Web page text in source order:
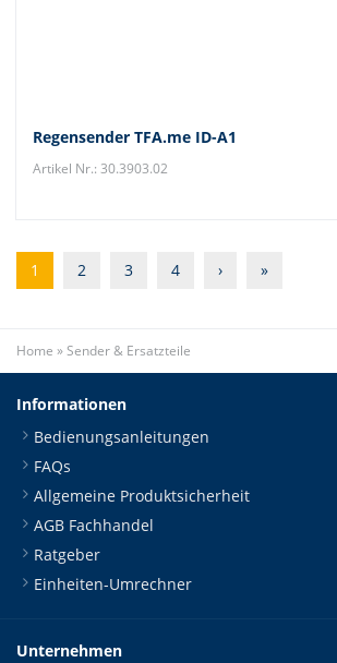
Regensender TFA.me ID-A1
Artikel Nr.: 30.3903.02
1 2 3 4 › »
Home »Sender & Ersatzteile
Informationen
Bedienungsanleitungen
FAQs
Allgemeine Produktsicherheit
AGB Fachhandel
Ratgeber
Einheiten-Umrechner
Unternehmen